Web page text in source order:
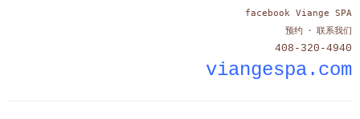
facebook Viange SPA
预约 ・ 联系我们
408-320-4940
viangespa.com